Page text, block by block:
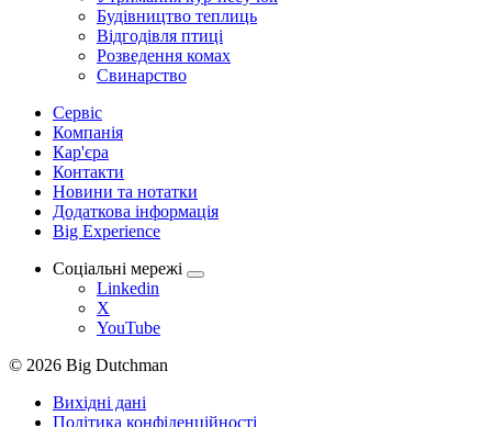
Будівництво теплиць
Відгодівля птиці
Розведення комах
Свинарство
Сервіс
Компанія
Кар'єра
Контакти
Новини та нотатки
Додаткова інформація
Big Experience
Соціальні мережі
Linkedin
X
YouTube
© 2026 Big Dutchman
Вихідні дані
Політика конфіденційності